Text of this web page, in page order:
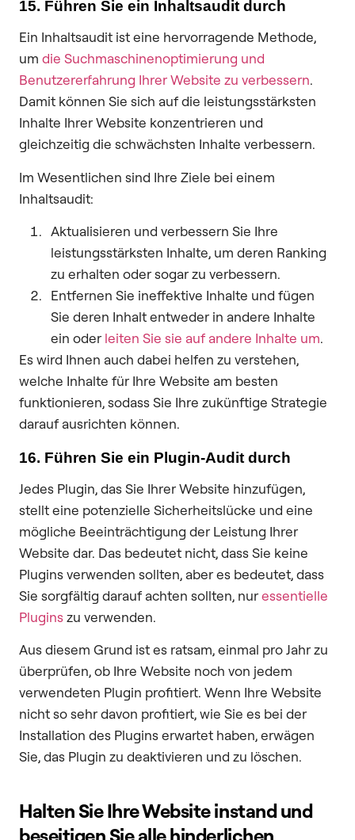
15. Führen Sie ein Inhaltsaudit durch
Ein Inhaltsaudit ist eine hervorragende Methode,
um die Suchmaschinenoptimierung und
Benutzererfahrung Ihrer Website zu verbessern.
Damit können Sie sich auf die leistungsstärksten
Inhalte Ihrer Website konzentrieren und
gleichzeitig die schwächsten Inhalte verbessern.
Im Wesentlichen sind Ihre Ziele bei einem
Inhaltsaudit:
Aktualisieren und verbessern Sie Ihre
leistungsstärksten Inhalte, um deren Ranking
zu erhalten oder sogar zu verbessern.
Entfernen Sie ineffektive Inhalte und fügen
Sie deren Inhalt entweder in andere Inhalte
ein oder leiten Sie sie auf andere Inhalte um.
Es wird Ihnen auch dabei helfen zu verstehen,
welche Inhalte für Ihre Website am besten
funktionieren, sodass Sie Ihre zukünftige Strategie
darauf ausrichten können.
16. Führen Sie ein Plugin-Audit durch
Jedes Plugin, das Sie Ihrer Website hinzufügen,
stellt eine potenzielle Sicherheitslücke und eine
mögliche Beeinträchtigung der Leistung Ihrer
Website dar. Das bedeutet nicht, dass Sie keine
Plugins verwenden sollten, aber es bedeutet, dass
Sie sorgfältig darauf achten sollten, nuressentielle
Pluginszu verwenden.
Aus diesem Grund ist es ratsam, einmal pro Jahr zu
überprüfen, ob Ihre Website noch von jedem
verwendeten Plugin profitiert. Wenn Ihre Website
nicht so sehr davon profitiert, wie Sie es bei der
Installation des Plugins erwartet haben, erwägen
Sie, das Plugin zu deaktivieren und zu löschen.
Halten Sie Ihre Website instand und